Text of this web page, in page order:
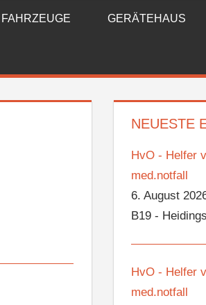
FAHRZEUGE GERÄTEHAUS
NEUESTE
HvO - Helfer
med.notfall
6. August
B19 -
HvO - Helfer
med.notfall